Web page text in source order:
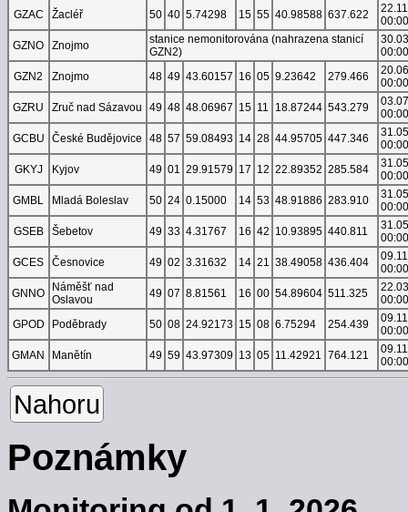
GZAC
Žacléř 50 40 5.74298 15 55 40.98588 637.622
00:00
GZNO
Znojmo
stanice nemonitorována (nahrazena stanicí
GZN2)
00:00
GZN2
Znojmo 48 49 43.60157 16 05 9.23642 279.466
00:00
GZRU
Zruč nad Sázavou 49 48 48.06967 15 11 18.87244 543.279
00:00
GCBU
České Budějovice 48 57 59.08493 14 28 44.95705 447.346
00:00
GKYJ
Kyjov 49 01 29.91579 17 12 22.89352 285.584
00:00
GMBL
Mladá Boleslav 50 24 0.15000 14 53 48.91886 283.910
00:00
GSEB
Šebetov 49 33 4.31767 16 42 10.93895 440.811
00:00
GCES
Česnovice 49 02 3.31632 14 21 38.49058 436.404
00:00
GNNO
Náměšť nad
Oslavou
49 07 8.81561 16 00 54.89604 511.325
00:00
GPOD
Poděbrady 50 08 24.92173 15 08 6.75294 254.439
00:00
GMAN
Manětín 49 59 43.97309 13 05 11.42921 764.121
00:00
Nahoru
Poznámky